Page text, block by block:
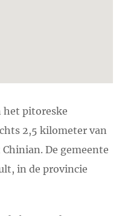
het pitoreske
2,5 kilometer van
De gemeente
in de provincie